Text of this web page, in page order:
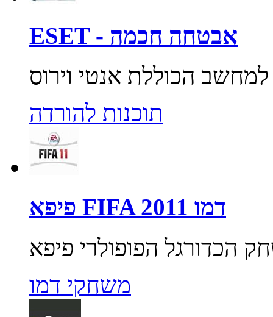
ESET - אבטחה חכמה
תוכנות להורדה
פיפא FIFA 2011 דמו
משחקי דמו